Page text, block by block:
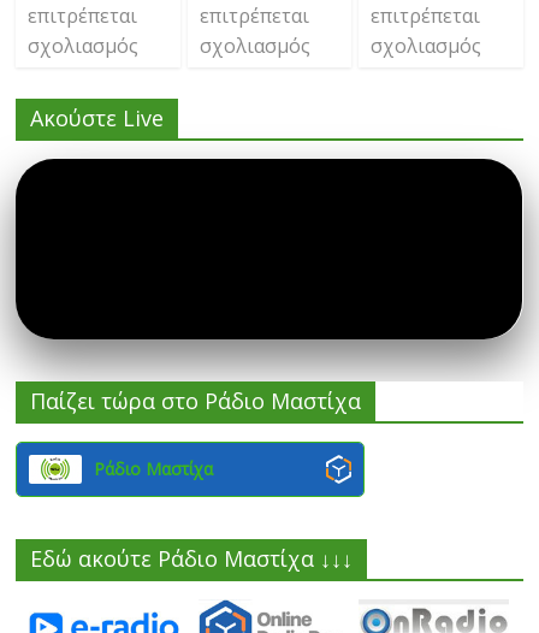
επιτρέπεται
σχολιασμός
επιτρέπεται
σχολιασμός
επιτρέπεται
σχολιασμός
Ακούστε Live
Παίζει τώρα στο Ράδιο Μαστίχα
Ράδιο Μαστίχα
Εδώ ακούτε Ράδιο Μαστίχα ↓↓↓